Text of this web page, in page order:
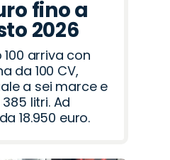
fino a
2026
arriva con
da 100 CV,
a sei marce e
litri. Ad
18.950 euro.